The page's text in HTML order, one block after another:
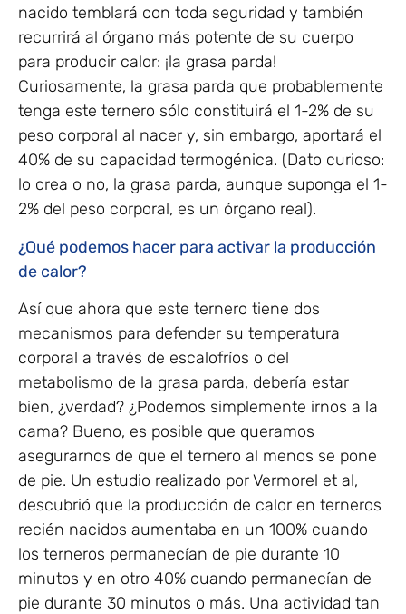
nacido temblará con toda seguridad y también
recurrirá al órgano más potente de su cuerpo
para producir calor: ¡la grasa parda!
Curiosamente, la grasa parda que probablemente
tenga este ternero sólo constituirá el 1-2% de su
peso corporal al nacer y, sin embargo, aportará el
40% de su capacidad termogénica. (Dato curioso:
lo crea o no, la grasa parda, aunque suponga el 1-
2% del peso corporal, es un órgano real).
¿Qué podemos hacer para activar la producción
de calor?
Así que ahora que este ternero tiene dos
mecanismos para defender su temperatura
corporal a través de escalofríos o del
metabolismo de la grasa parda, debería estar
bien, ¿verdad? ¿Podemos simplemente irnos a la
cama? Bueno, es posible que queramos
asegurarnos de que el ternero al menos se pone
de pie. Un estudio realizado por Vermorel et al,
descubrió que la producción de calor en terneros
recién nacidos aumentaba en un 100% cuando
los terneros permanecían de pie durante 10
minutos y en otro 40% cuando permanecían de
pie durante 30 minutos o más. Una actividad tan